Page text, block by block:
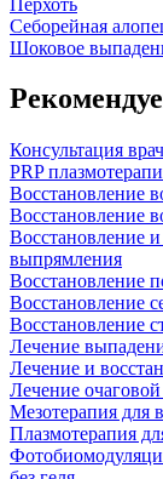
Себорейная
Шоковое
Консультация
PRP
Восстановление
Восстановление
Восстановление
выпрямления
Восстановление
Восстановление
Восстановление
Лечение
Лечение и
Лечение
Мезотерапия для
Плазмотерапия